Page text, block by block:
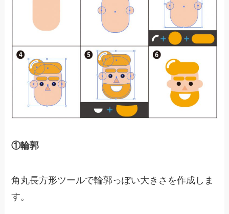
①輪郭
角丸長方形ツールで輪郭っぽい大きさを作成しま
す。